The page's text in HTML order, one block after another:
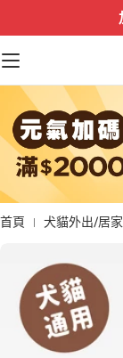
首頁 犬貓外出/居